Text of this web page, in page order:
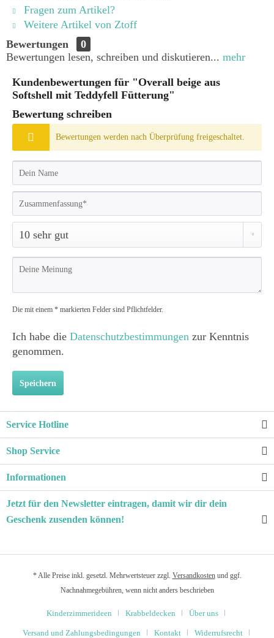
Fragen zum Artikel?
Weitere Artikel von Ztoff
Bewertungen
0
Bewertungen lesen, schreiben und diskutieren... mehr
Kundenbewertungen für "Overall beige aus
Softshell mit Teddyfell Fütterung"
Bewertung schreiben
Bewertungen werden nach Überprüfung freigeschaltet.
Die mit einem * markierten Felder sind Pflichtfelder.
Ich habe die Datenschutzbestimmungen zur Kenntnis
genommen.
Speichern
Service Hotline
Shop Service
Informationen
Jetzt für den Newsletter eintragen, damit wir dir dein
Geschenk zusenden können!
* Alle Preise inkl. gesetzl. Mehrwertsteuer zzgl. Versandkostenund ggf.
Nachnahmegebühren, wenn nicht anders beschrieben
Kinderzimmerideen Krabbeldecken Über uns
Versand und Zahlungsbedingungen Kontakt Widerrufsrecht